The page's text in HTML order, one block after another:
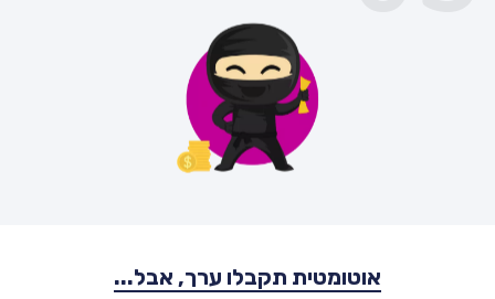
אוטומטית תקבלו ערך, אבל...